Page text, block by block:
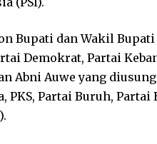
Bupati dan Wakil Bupati
Demokrat, Partai
Abni Auwe yang
PKS, Partai Buruh,